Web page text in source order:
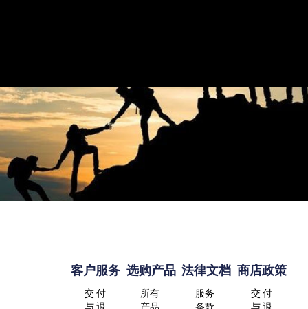
选购产品
所有
产品
客户服务
交 付
与 退
商店政策
交 付
与 退
法律文档
服务
条款